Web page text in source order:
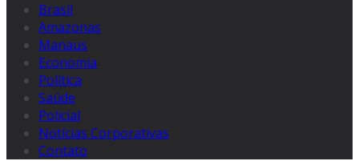
Brasil
Amazonas
Manaus
Economia
Politica
Saúde
Policial
Notícias Corporativas
Contato